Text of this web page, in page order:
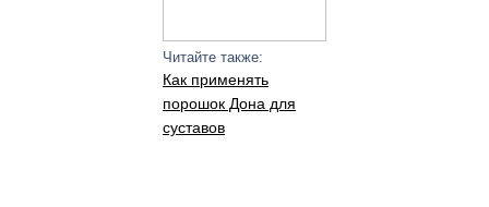
Читайте также:
Как применять
порошок Дона для
суставов